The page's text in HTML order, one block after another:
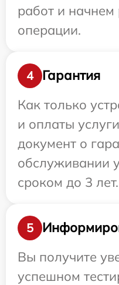
работ и
операции.
4
Гарантия
Как только
и оплаты
документ о
обслуживании
сроком до 3 лет.
5
Вы получите
успешном